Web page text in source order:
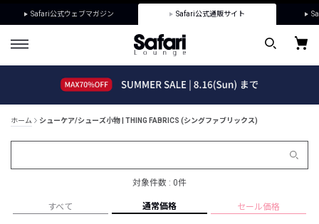
Safari公式ウェブマガジン Safari公式通販サイト
ホーム シューケア/シューズ小物 | THING FABRICS (シングファブリックス)
対象件数 : 0件
すべて 通常価格 セール価格